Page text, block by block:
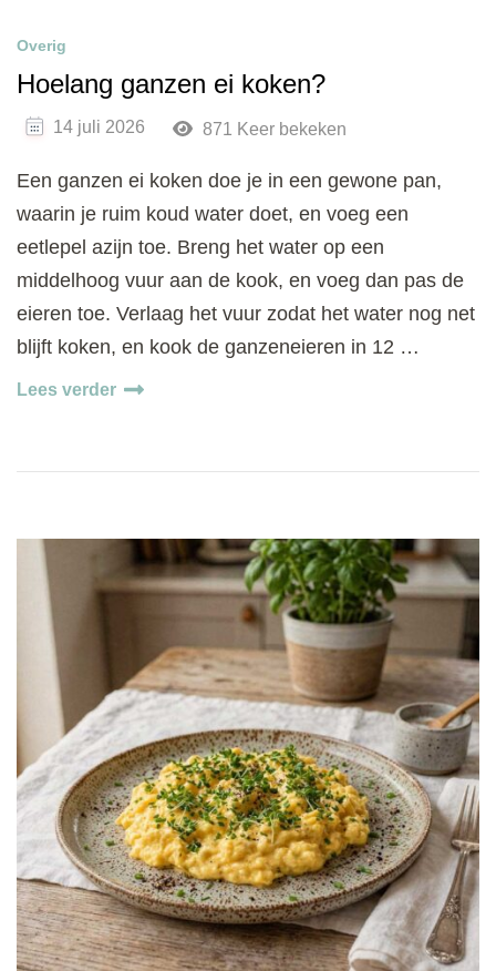
Overig
Hoelang ganzen ei koken?
14 juli 2026 871 Keer bekeken
Een ganzen ei koken doe je in een gewone pan,
waarin je ruim koud water doet, en voeg een
eetlepel azijn toe. Breng het water op een
middelhoog vuur aan de kook, en voeg dan pas de
eieren toe. Verlaag het vuur zodat het water nog net
blijft koken, en kook de ganzeneieren in 12 …
Lees verder